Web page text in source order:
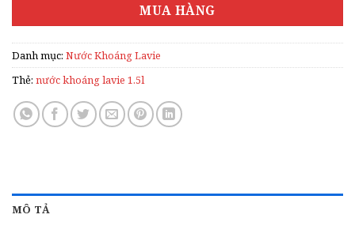
MUA HÀNG
Danh mục: Nước Khoáng Lavie
Thẻ: nước khoáng lavie 1.5l
MÔ TẢ